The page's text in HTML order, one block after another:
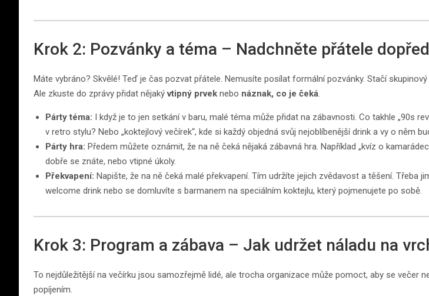
Krok 2: Pozvánky a téma – Nadchněte přátele
Máte vybráno? Skvělé! Teď je čas pozvat přátele. Nemusíte posílat formální pozvánky. Stačí
Ale zkuste do zprávy přidat nějakývtipný prvek nebo náznak, co je čeká.
Párty téma: I když je to jen setkání v baru, malé téma může přidat na zábavnosti. Co takhle „90s
v retro stylu? Nebo „koktejlový večírek“, kde si každý objedná svůj nejoblíbenější drink a vy o něm
Párty hra: Předem můžete oznámit, že na ně čeká nějaká zábavná hra. Například „kvíz o
dobře se znáte, nebo vtipné úkoly.
Překvapení: Napište, že na ně čeká malé překvapení. Tím udržíte jejich zvědavost a těšení. Třeba
welcome drink nebo se domluvíte s barmanem na speciálním koktejlu, který pojmenujete po sobě.
Krok 3: Program a zábava – Jak udržet náladu na
To nejdůležitější na večírku jsou samozřejmě lidé, ale trocha organizace může pomoct, aby se večer
popíjením.